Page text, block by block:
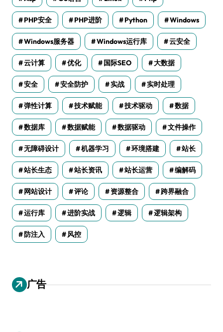
PHP安全 PHP进阶 Python Windows
Windows服务器 Windows运行库 云安全
云计算 优化 国际SEO 大数据
安全 安全防护 实战 实时处理
弹性计算 技术赋能 技术驱动 数据
数据库 数据赋能 数据驱动 文件操作
无障碍设计 机器学习 环境搭建 站长
站长生态 站长资讯 站长运营 编解码
网站设计 评论 资源整合 跨界融合
运行库 进阶实战 逻辑 逻辑架构
防注入 风控
广告